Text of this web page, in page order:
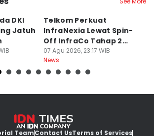
DKI
Jatuh
Telkom Perkuat
InfraNexia Lewat Spin-
Off InfraCo Tahap 2
Rp49,9 T
07 Agu 2026, 23:17 WIB
News
TeamContact UsTerms of Services